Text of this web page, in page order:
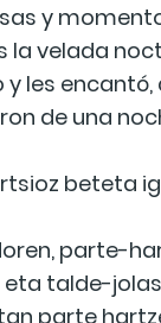
y
la velada
les
de una
beteta
parte-
talde-
parte